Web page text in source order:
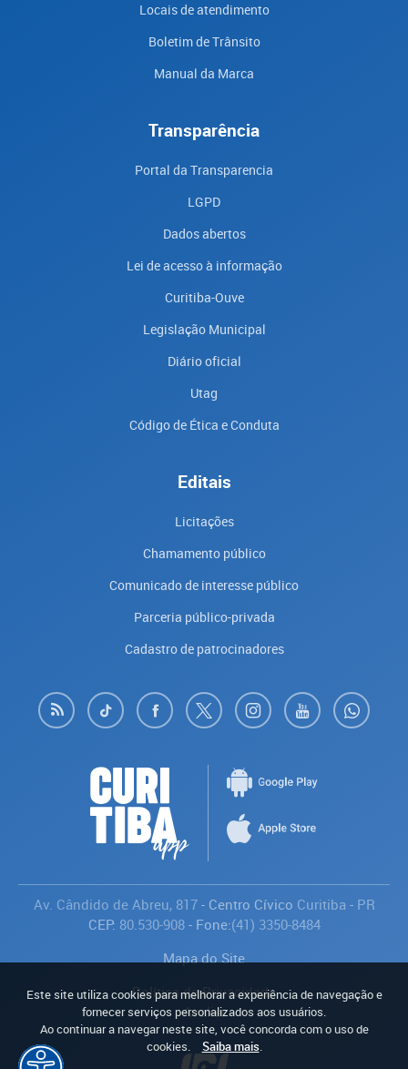
Locais de atendimento
Boletim de Trânsito
Manual da Marca
Transparência
Portal da Transparencia
LGPD
Dados abertos
Lei de acesso à informação
Curitiba-Ouve
Legislação Municipal
Diário oficial
Utag
Código de Ética e Conduta
Editais
Licitações
Chamamento público
Comunicado de interesse público
Parceria público-privada
Cadastro de patrocinadores
Av. Cândido de Abreu, 817- Centro Cívico Curitiba- PR
CEP: 80.530-908- Fone:(41) 3350-8484
Mapa do Site
Política de Privacidade
Avaliar
Este site utiliza cookies para melhorar a experiência de navegação e
fornecer serviços personalizados aos usuários.
Ao continuar a navegar neste site, você concorda com o uso de
cookies.
Saiba mais.